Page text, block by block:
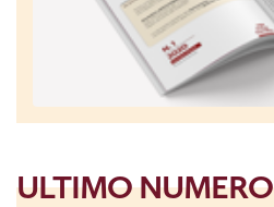
ULTIMO NUMERO